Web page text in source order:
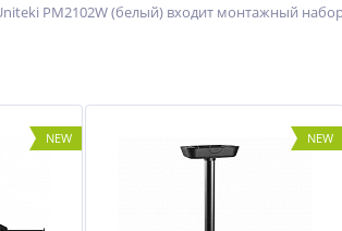
PM2102W (белый) входит монтажный
NEW NEW